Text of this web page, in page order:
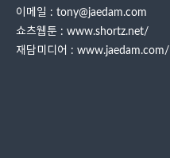
이메일 : tony@jaedam.com
쇼츠웹툰 : www.shortz.net/
재담미디어 : www.jaedam.com/